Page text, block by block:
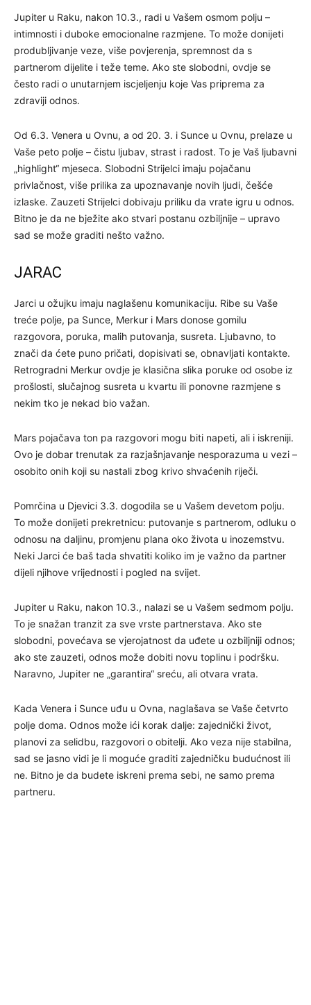
Jupiter u Raku, nakon 10.3., radi u Vašem osmom polju –
intimnosti i duboke emocionalne razmjene. To može donijeti
produbljivanje veze, više povjerenja, spremnost da s
partnerom dijelite i teže teme. Ako ste slobodni, ovdje se
često radi o unutarnjem iscjeljenju koje Vas priprema za
zdraviji odnos.
Od 6.3. Venera u Ovnu, a od 20. 3. i Sunce u Ovnu, prelaze u
Vaše peto polje – čistu ljubav, strast i radost. To je Vaš ljubavni
„highlight“ mjeseca. Slobodni Strijelci imaju pojačanu
privlačnost, više prilika za upoznavanje novih ljudi, češće
izlaske. Zauzeti Strijelci dobivaju priliku da vrate igru u odnos.
Bitno je da ne bježite ako stvari postanu ozbiljnije – upravo
sad se može graditi nešto važno.
JARAC
Jarci u ožujku imaju naglašenu komunikaciju. Ribe su Vaše
treće polje, pa Sunce, Merkur i Mars donose gomilu
razgovora, poruka, malih putovanja, susreta. Ljubavno, to
znači da ćete puno pričati, dopisivati se, obnavljati kontakte.
Retrogradni Merkur ovdje je klasična slika poruke od osobe iz
prošlosti, slučajnog susreta u kvartu ili ponovne razmjene s
nekim tko je nekad bio važan.
Mars pojačava ton pa razgovori mogu biti napeti, ali i iskreniji.
Ovo je dobar trenutak za razjašnjavanje nesporazuma u vezi –
osobito onih koji su nastali zbog krivo shvaćenih riječi.
Pomrčina u Djevici 3.3. dogodila se u Vašem devetom polju.
To može donijeti prekretnicu: putovanje s partnerom, odluku o
odnosu na daljinu, promjenu plana oko života u inozemstvu.
Neki Jarci će baš tada shvatiti koliko im je važno da partner
dijeli njihove vrijednosti i pogled na svijet.
Jupiter u Raku, nakon 10.3., nalazi se u Vašem sedmom polju.
To je snažan tranzit za sve vrste partnerstava. Ako ste
slobodni, povećava se vjerojatnost da uđete u ozbiljniji odnos;
ako ste zauzeti, odnos može dobiti novu toplinu i podršku.
Naravno, Jupiter ne „garantira“ sreću, ali otvara vrata.
Kada Venera i Sunce uđu u Ovna, naglašava se Vaše četvrto
polje doma. Odnos može ići korak dalje: zajednički život,
planovi za selidbu, razgovori o obitelji. Ako veza nije stabilna,
sad se jasno vidi je li moguće graditi zajedničku budućnost ili
ne. Bitno je da budete iskreni prema sebi, ne samo prema
partneru.